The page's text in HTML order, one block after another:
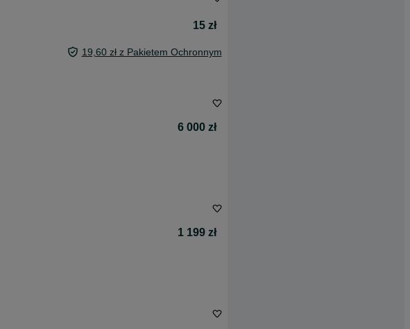
15 zł
19,60 zł z Pakietem Ochronnym
6 000 zł
1 199 zł